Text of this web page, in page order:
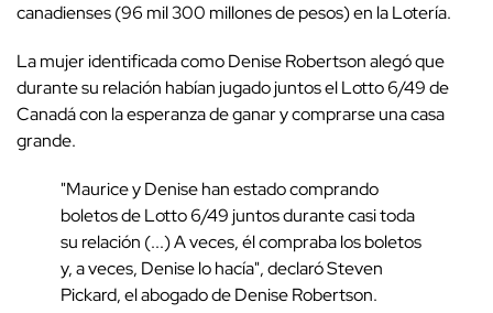
canadienses (96 mil 300 millones de pesos) en la Lotería.
La mujer identificada como Denise Robertson alegó que
durante su relación habían jugado juntos el Lotto 6/49 de
Canadá con la esperanza de ganar y comprarse una casa
grande.
"Maurice y Denise han estado comprando
boletos de Lotto 6/49 juntos durante casi toda
su relación (...) A veces, él compraba los boletos
y, a veces, Denise lo hacía", declaró Steven
Pickard, el abogado de Denise Robertson.